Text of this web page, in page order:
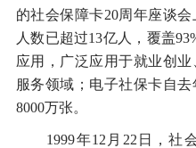
的社会保障卡20周年座谈
人数已超过13亿人，覆盖
应用，广泛应用于就业创
服务领域；电子社保卡自
8000万张。
1999年12月22日，社